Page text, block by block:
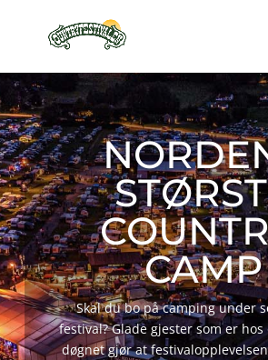
CAMP
Skal du bo på camping under
festival? Glade gjester som er
døgnet gjør at